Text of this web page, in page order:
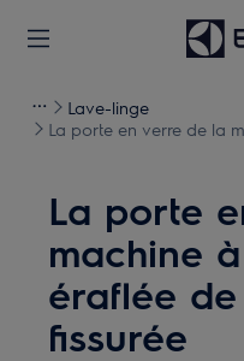
Lave-linge
La porte en verre de la
La porte
machine
éraflée
fissurée